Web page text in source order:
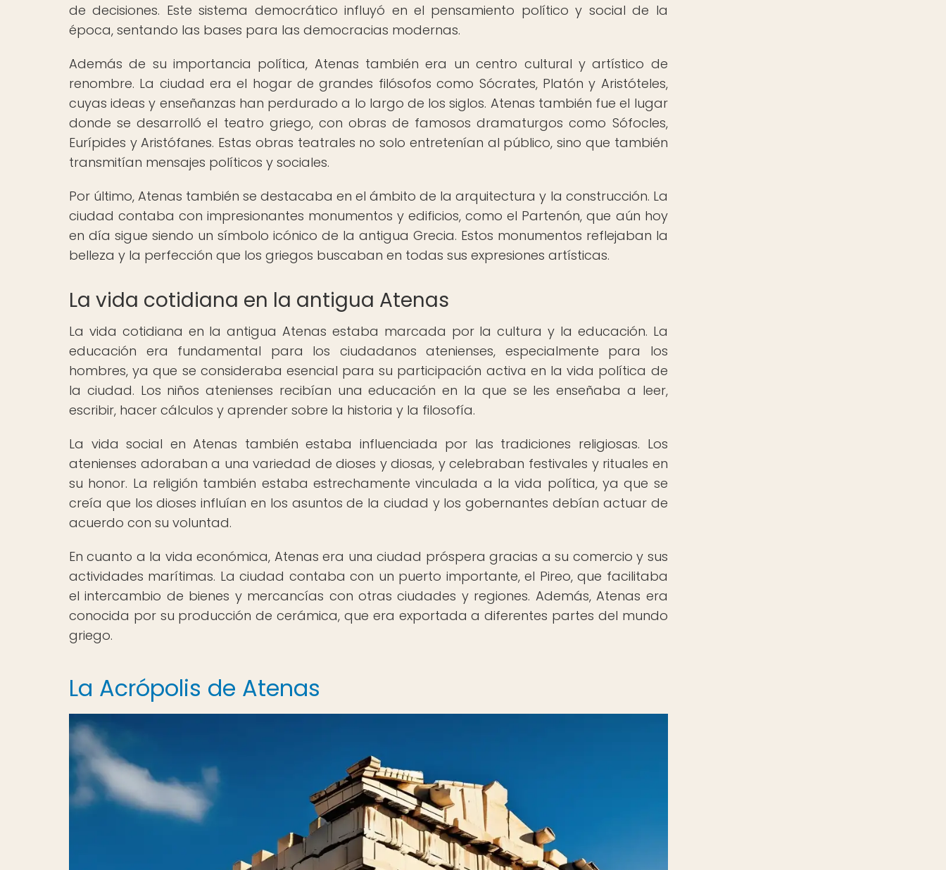
de decisiones. Este sistema democrático influyó en el pensamiento político y social de la
época, sentando las bases para las democracias modernas.
Además de su importancia política, Atenas también era un centro cultural y artístico de
renombre. La ciudad era el hogar de grandes filósofos como Sócrates, Platón y Aristóteles,
cuyas ideas y enseñanzas han perdurado a lo largo de los siglos. Atenas también fue el lugar
donde se desarrolló el teatro griego, con obras de famosos dramaturgos como Sófocles,
Eurípides y Aristófanes. Estas obras teatrales no solo entretenían al público, sino que también
transmitían mensajes políticos y sociales.
Por último, Atenas también se destacaba en el ámbito de la arquitectura y la construcción. La
ciudad contaba con impresionantes monumentos y edificios, como el Partenón, que aún hoy
en día sigue siendo un símbolo icónico de la antigua Grecia. Estos monumentos reflejaban la
belleza y la perfección que los griegos buscaban en todas sus expresiones artísticas.
La vida cotidiana en la antigua Atenas
La vida cotidiana en la antigua Atenas estaba marcada por la cultura y la educación. La
educación era fundamental para los ciudadanos atenienses, especialmente para los
hombres, ya que se consideraba esencial para su participación activa en la vida política de
la ciudad. Los niños atenienses recibían una educación en la que se les enseñaba a leer,
escribir, hacer cálculos y aprender sobre la historia y la filosofía.
La vida social en Atenas también estaba influenciada por las tradiciones religiosas. Los
atenienses adoraban a una variedad de dioses y diosas, y celebraban festivales y rituales en
su honor. La religión también estaba estrechamente vinculada a la vida política, ya que se
creía que los dioses influían en los asuntos de la ciudad y los gobernantes debían actuar de
acuerdo con su voluntad.
En cuanto a la vida económica, Atenas era una ciudad próspera gracias a su comercio y sus
actividades marítimas. La ciudad contaba con un puerto importante, el Pireo, que facilitaba
el intercambio de bienes y mercancías con otras ciudades y regiones. Además, Atenas era
conocida por su producción de cerámica, que era exportada a diferentes partes del mundo
griego.
La Acrópolis de Atenas